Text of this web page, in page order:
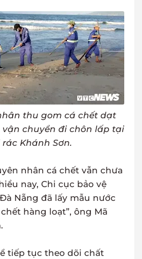
thu gom cá chết dạt
vận chuyển đi chôn lấp tại
Khánh Sơn.
nhân cá chết vẫn chưa
nay, Chi cục bảo vệ
Nẵng đã lấy mẫu nước
hàng loạt”, ông Mã
tiếp tục theo dõi chất